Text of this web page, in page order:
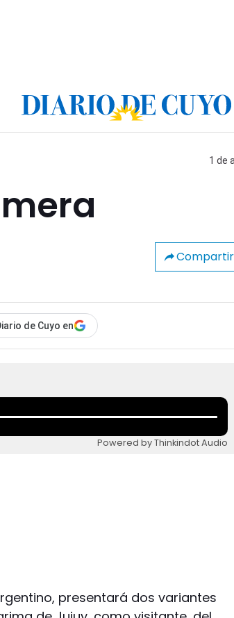
1 de
Compartir
de Cuyo en
Powered by Thinkindot Audio
presentará dos variantes